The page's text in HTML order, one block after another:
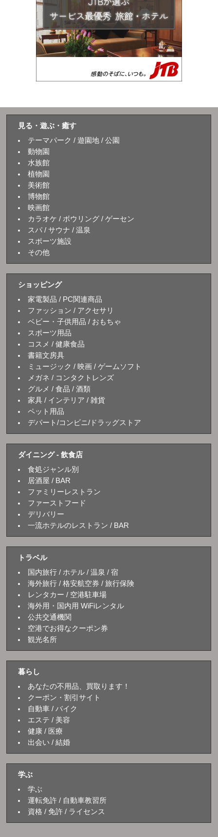
見る・遊ぶ・癒す
テーマパーク / 遊園地 / 公園
動物園
水族館
植物園
美術館
博物館
映画館
カラオケ / ボウリング / ゲーセン
スパ / サウナ / 温泉
スポーツ施設
その他
ショッピング
家電製品 / PC関連商品
ファッション / アクセサリ
ベビー・子供用品 / おもちゃ
スポーツ用品
コスメ / 健康食品
書籍文房具
ミュージック / 映画 / ゲームソフト
メガネ / コンタクトレンズ
グルメ / 食品 / 酒類
家具 / インテリア / 雑貨
ペット用品
デパート/コンビニ/ドラッグストア
ダイニング - 飲食店
食処ジャンル別
居酒屋 / BAR
ファミリーレストラン
ファーストフード
デリバリー
一流ホテルのレストラン / BAR
トラベル
国内旅行 / ホテル / 温泉 / 宿
海外旅行 / 格安航空券 / 旅行保険
レンタカー / 空港駐車場
海外用・国内用 WiFiレンタル
公共交通機関
空港でお得なクーポン券
観光名所
暮らし
あなたの不用品、買取ります！
クーポン・割引サイト
自動車 / バイク
エステ / 美容
健康 / 医療
出会い / 結婚
学ぶ
学ぶ
運転免許 / 自動車教習所
資格 / 免許 / ライセンス